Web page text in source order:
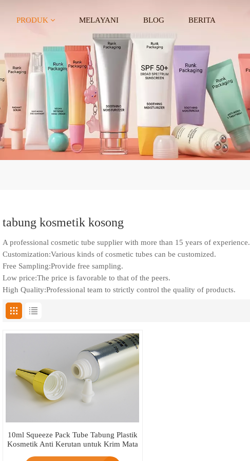
PRODUK MELAYANI BLOG BERITA
tabung kosmetik kosong
A professional cosmetic tube supplier with more than 15 years of experience.
Customization:Various kinds of cosmetic tubes can be customized.
Free Sampling:Provide free sampling.
Low price:The price is favorable to that of the peers.
High Quality:Professional team to strictly control the quality of products.
10ml Squeeze Pack Tube Tabung Plastik
Kosmetik Anti Kerutan untuk Krim Mata